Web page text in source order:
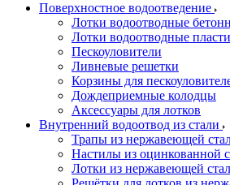
Поверхностное водоотведение
Лотки водоотводные
Лотки водоотводные
Пескоуловители
Ливневые решетки
Корзины для
Дождеприемные колодцы
Аксессуары для лотков
Внутренний водоотвод из стали
Трапы из нержавеющей
Настилы из оцинкованной
Лотки из нержавеющей